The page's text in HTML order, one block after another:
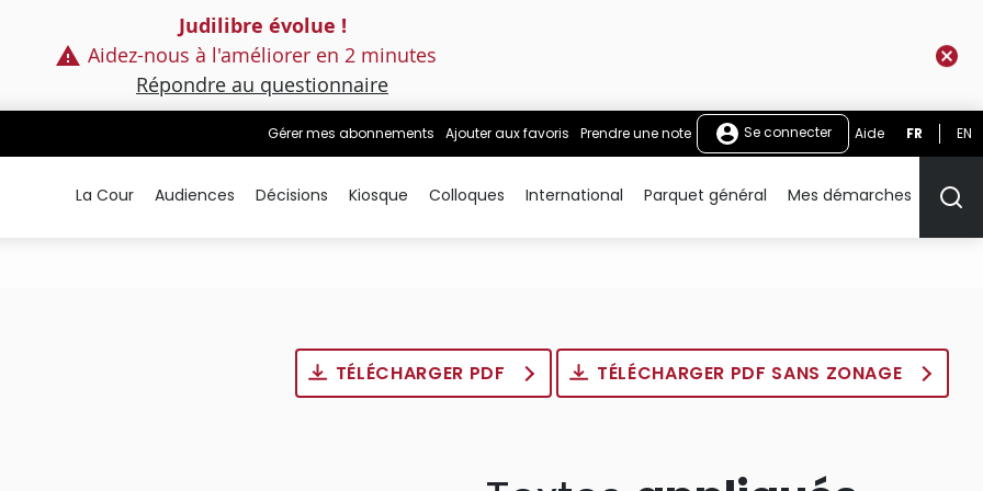
Judilibre évolue !
Aidez-nous à l'améliorer en 2 minutes
Répondre au questionnaire
Gérer mes abonnements Ajouter aux favoris Prendre une note Se connecter Aide FR EN
La Cour Audiences Décisions Kiosque Colloques International Parquet général Mes démarches
TÉLÉCHARGER PDF TÉLÉCHARGER PDF SANS ZONAGE